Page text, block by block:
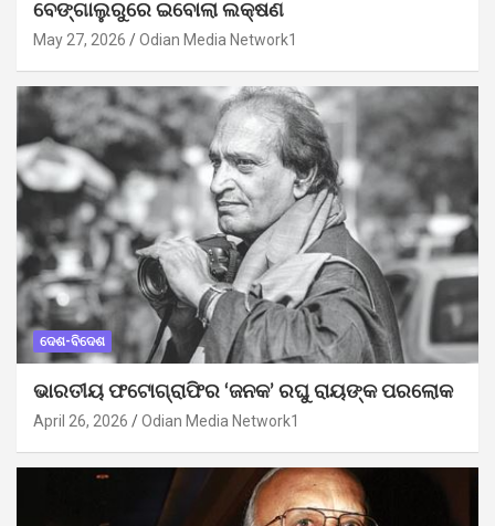
ବେଙ୍ଗାଲୁରୁରେ ଇବୋଲା ଲକ୍ଷଣ
May 27, 2026 Odian Media Network1
ଦେଶ-ବିଦେଶ
ଭାରତୀୟ ଫଟୋଗ୍ରାଫିର ‘ଜନକ’ ରଘୁ ରାୟଙ୍କ ପରଲୋକ
April 26, 2026 Odian Media Network1